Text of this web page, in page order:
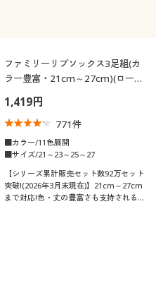
ファミリーリブソックス3足組(カ
ラー豊富・21cm～27cm)(ローク
1,419円
771件
■カラー/11色展開
■サイズ/21～23～25～27
【シリーズ累計販売セット数92万セット
突破!(2026年3月末現在)】21cm～27cm
まで対応!色・丈の豊富さも支持される